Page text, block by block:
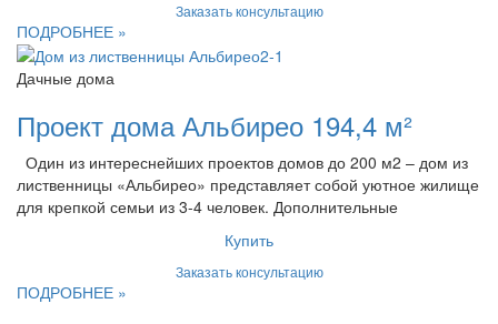
Заказать консультацию
ПОДРОБНЕЕ »
Дачные дома
Проект дома Альбирео 194,4 м²
Один из интереснейших проектов домов до 200 м2 – дом из
лиственницы «Альбирео» представляет собой уютное жилище
для крепкой семьи из 3-4 человек. Дополнительные
Купить
Заказать консультацию
ПОДРОБНЕЕ »